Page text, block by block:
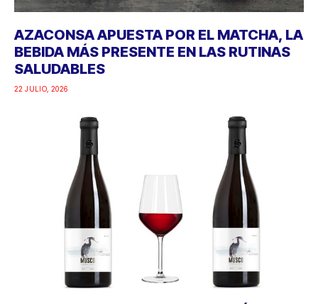
AZACONSA APUESTA POR EL MATCHA, LA
BEBIDA MÁS PRESENTE EN LAS RUTINAS
SALUDABLES
22 JULIO, 2026